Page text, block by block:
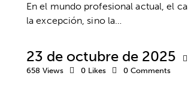
En el mundo profesional actual, el
la excepción, sino la…
23 de octubre de 2025
658 Views 0 Likes 0 Comments